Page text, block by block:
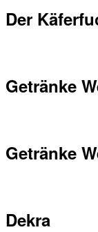
Der
Getränke
Getränke
Dekra